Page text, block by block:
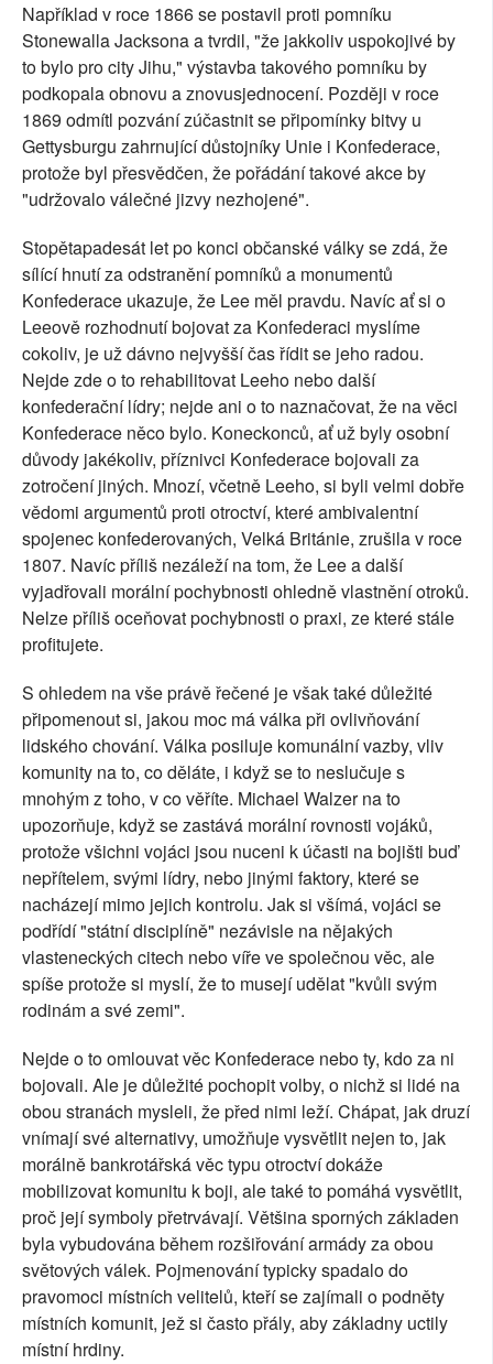
Například v roce 1866 se postavil proti pomníku
Stonewalla Jacksona a tvrdil, "že jakkoliv uspokojivé by
to bylo pro city Jihu," výstavba takového pomníku by
podkopala obnovu a znovusjednocení. Později v roce
1869 odmítl pozvání zúčastnit se připomínky bitvy u
Gettysburgu zahrnující důstojníky Unie i Konfederace,
protože byl přesvědčen, že pořádání takové akce by
"udržovalo válečné jizvy nezhojené".
Stopětapadesát let po konci občanské války se zdá, že
sílící hnutí za odstranění pomníků a monumentů
Konfederace ukazuje, že Lee měl pravdu. Navíc ať si o
Leeově rozhodnutí bojovat za Konfederaci myslíme
cokoliv, je už dávno nejvyšší čas řídit se jeho radou.
Nejde zde o to rehabilitovat Leeho nebo další
konfederační lídry; nejde ani o to naznačovat, že na věci
Konfederace něco bylo. Koneckonců, ať už byly osobní
důvody jakékoliv, příznivci Konfederace bojovali za
zotročení jiných. Mnozí, včetně Leeho, si byli velmi dobře
vědomi argumentů proti otroctví, které ambivalentní
spojenec konfederovaných, Velká Británie, zrušila v roce
1807. Navíc příliš nezáleží na tom, že Lee a další
vyjadřovali morální pochybnosti ohledně vlastnění otroků.
Nelze příliš oceňovat pochybnosti o praxi, ze které stále
profitujete.
S ohledem na vše právě řečené je však také důležité
připomenout si, jakou moc má válka při ovlivňování
lidského chování. Válka posiluje komunální vazby, vliv
komunity na to, co děláte, i když se to neslučuje s
mnohým z toho, v co věříte. Michael Walzer na to
upozorňuje, když se zastává morální rovnosti vojáků,
protože všichni vojáci jsou nuceni k účasti na bojišti buď
nepřítelem, svými lídry, nebo jinými faktory, které se
nacházejí mimo jejich kontrolu. Jak si všímá, vojáci se
podřídí "státní disciplíně" nezávisle na nějakých
vlasteneckých citech nebo víře ve společnou věc, ale
spíše protože si myslí, že to musejí udělat "kvůli svým
rodinám a své zemi".
Nejde o to omlouvat věc Konfederace nebo ty, kdo za ni
bojovali. Ale je důležité pochopit volby, o nichž si lidé na
obou stranách mysleli, že před nimi leží. Chápat, jak druzí
vnímají své alternativy, umožňuje vysvětlit nejen to, jak
morálně bankrotářská věc typu otroctví dokáže
mobilizovat komunitu k boji, ale také to pomáhá vysvětlit,
proč její symboly přetrvávají. Většina sporných základen
byla vybudována během rozšiřování armády za obou
světových válek. Pojmenování typicky spadalo do
pravomoci místních velitelů, kteří se zajímali o podněty
místních komunit, jež si často přály, aby základny uctily
místní hrdiny.